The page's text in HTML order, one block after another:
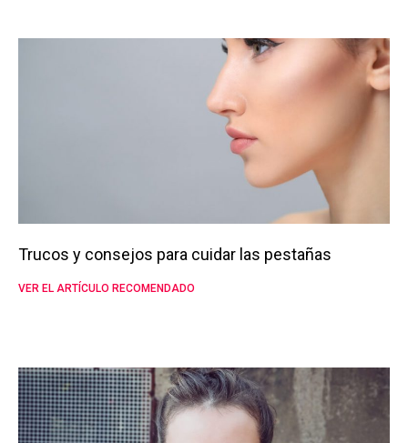
Trucos y consejos para cuidar las pestañas
VER EL ARTÍCULO RECOMENDADO